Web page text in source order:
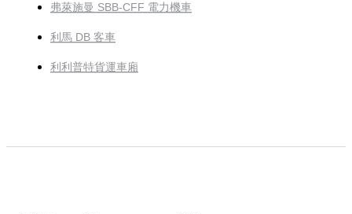
弗萊施曼 SBB-CFF 電力機車
利馬 DB 客車
利利普特貨運車廂